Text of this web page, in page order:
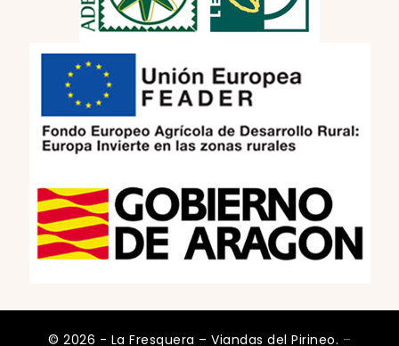
© 2026 - La Fresquera – Viandas del Pirineo. –